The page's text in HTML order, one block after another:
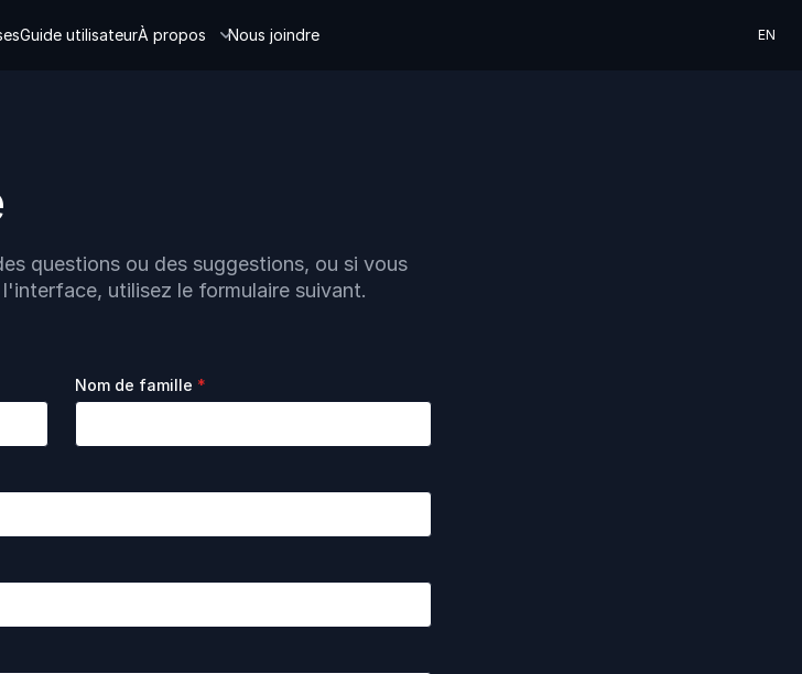
Guide utilisateurÀ propos Nous joindre EN
questions ou des suggestions, ou si vous
utilisez le formulaire suivant.
Nom de famille *